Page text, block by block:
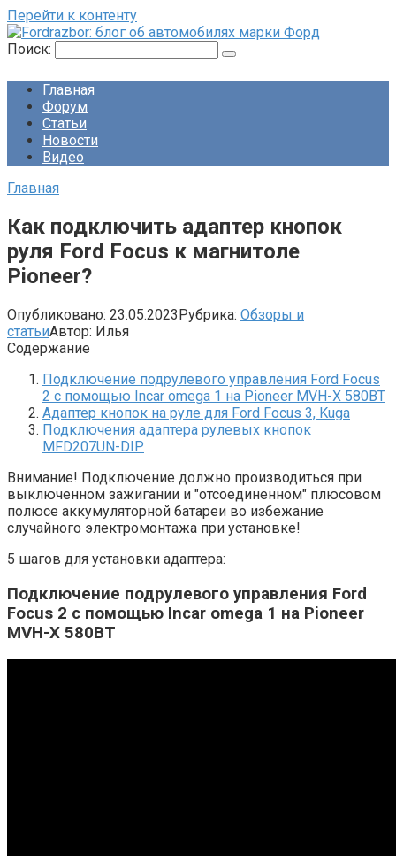
Перейти к контенту
Поиск:
Главная
Форум
Статьи
Новости
Видео
Главная
Как подключить адаптер кнопок
руля Ford Focus к магнитоле
Pioneer?
Опубликовано: 23.05.2023Рубрика: Обзоры и
статьиАвтор: Илья
Содержание
Подключение подрулевого управления Ford Focus
2 с помощью Incar omega 1 на Pioneer MVH-X 580BT
Адаптер кнопок на руле для Ford Focus 3, Kuga
Подключения адаптера рулевых кнопок
MFD207UN-DIP
Внимание! Подключение должно производиться при
выключенном зажигании и "отсоединенном" плюсовом
полюсе аккумуляторной батареи во избежание
случайного электромонтажа при установке!
5 шагов для установки адаптера:
Подключение подрулевого управления Ford
Focus 2 с помощью Incar omega 1 на Pioneer
MVH-X 580BT